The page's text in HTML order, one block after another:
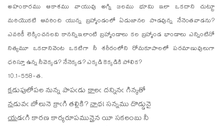
అహంకారము ఆకాశము వాయువు అగ్ని జలము భూమి ఇలా ఒకదాని చుట్టూ
మరియొకటి ఆవరించి యున్న బ్రహ్మాండంలో ఏడుజానల పొడవున్న నేనెంతవాడను?
ఎవరికీ లెక్కించనలవి కానన్నిఇలాంటి బ్రహ్మాండాలు కల బ్రహ్మాండ భాండాలు ఎన్నింటినో
నిత్యమూ ఒకదానివెంట ఒకటిగా నీ శరీరంలోని రోమకూపాలలో పరమాణువులుగా
ధరిస్తూ ఉన్న నీవెక్కడ? నేనెక్కడ? ఎక్కడి కెక్కడికి పోలిక?
10.1-558-త.
కడుపులోపల నున్న పాపఁడుకాలఁ దన్నినఁ గిన్కతో
నడువఁ బోలునె క్రాఁగి తల్లికి?నాథ! సన్నము దొడ్డునై
యడఁగి కారణ కార్యరూపమునైన యీ సకలంబు నీ